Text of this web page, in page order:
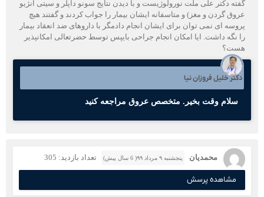
گفته دکتر علی ملت نورولوژیست و با دیدن نتایج سونو داپلر و سیتی آنژیو
عروق گردن و مغز) و متاسفانه ایشان بیمار را جواب کردند و گفتند هیچ
پروسه ای نمی توان برای ایشان انجام دادمگر با داروهای ضد انعقاد بیمار
را نگه داشت. ایا امکان انجام جراحی بایپس توسط حضرتعالی امکانپذیر
هست؟
دکتر خلیل فروزان نیا
سلام وقت بخیر. متخصص عروق مراجعه کنید
محمدیان پنجشنبه ۹ مرداد ۹۹( 6 سال پیش) تعداد بازدید: 305
مشاهده پرسش